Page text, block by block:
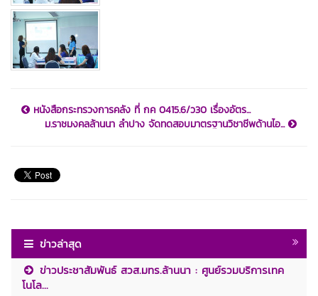
หนังสือกระทรวงการคลัง ที่ กค 0415.6/ว30 เรื่องอัตร...
ม.ราชมงคลล้านนา ลำปาง จัดทดสอบมาตรฐานวิชาชีพด้านไอ...
ข่าวล่าสุด
ข่าวประชาสัมพันธ์ สวส.มทร.ล้านนา : ศูนย์รวมบริการเทค
โนโล...